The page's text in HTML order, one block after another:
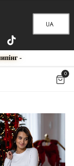
UA
-
0